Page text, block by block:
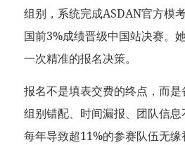
组别，系统完成ASDAN官方模
国前3%成绩晋级中国站决赛。
一次精准的报名决策。
报名不是填表交费的终点，而
组别错配、时间漏报、团队信息
每年导致超11%的参赛队伍无